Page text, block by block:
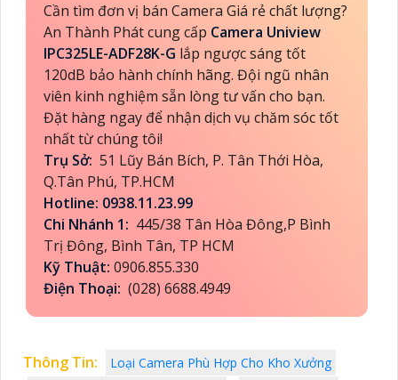
Cần tìm đơn vị bán Camera Giá rẻ chất lượng?
An Thành Phát cung cấp Camera Uniview
IPC325LE-ADF28K-G lắp ngược sáng tốt
120dB bảo hành chính hãng. Đội ngũ nhân
viên kinh nghiệm sẵn lòng tư vấn cho bạn.
Đặt hàng ngay để nhận dịch vụ chăm sóc tốt
nhất từ chúng tôi!
Trụ Sở: 51 Lũy Bán Bích, P. Tân Thới Hòa,
Q.Tân Phú, TP.HCM
Hotline: 0938.11.23.99
Chi Nhánh 1: 445/38 Tân Hòa Đông,P Bình
Trị Đông, Bình Tân, TP HCM
Kỹ Thuật: 0906.855.330
Điện Thoại: (028) 6688.4949
Thông Tin: Loại Camera Phù Hợp Cho Kho Xưởng